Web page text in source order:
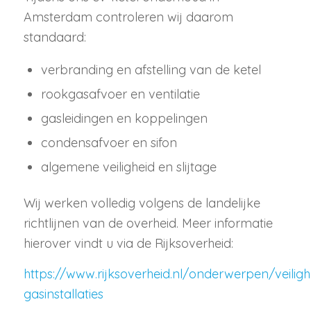
Amsterdam controleren wij daarom
standaard:
verbranding en afstelling van de ketel
rookgasafvoer en ventilatie
gasleidingen en koppelingen
condensafvoer en sifon
algemene veiligheid en slijtage
Wij werken volledig volgens de landelijke
richtlijnen van de overheid. Meer informatie
hierover vindt u via de Rijksoverheid:
https://www.rijksoverheid.nl/onderwerpen/
gasinstallaties